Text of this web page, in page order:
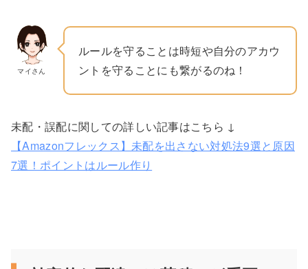
マイさん
ルールを守ることは時短や自分のアカウ
ントを守ることにも繋がるのね！
未配・誤配に関しての詳しい記事はこちら ↓
【Amazonフレックス】未配を出さない対処法9選と原因
7選！ポイントはルール作り